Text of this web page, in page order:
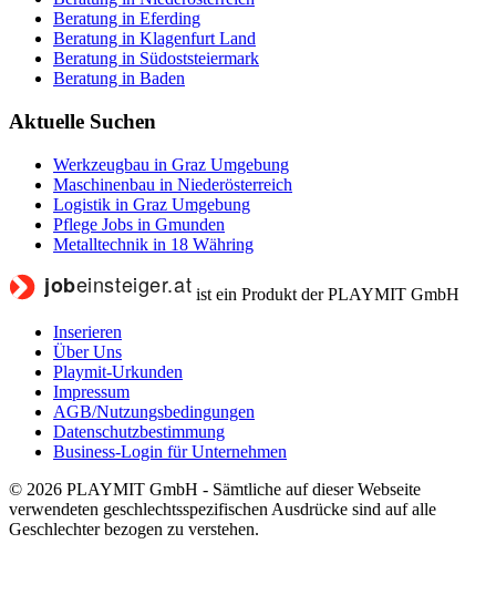
Beratung in Eferding
Beratung in Klagenfurt Land
Beratung in Südoststeiermark
Beratung in Baden
Aktuelle Suchen
Werkzeugbau in Graz Umgebung
Maschinenbau in Niederösterreich
Logistik in Graz Umgebung
Pflege Jobs in Gmunden
Metalltechnik in 18 Währing
ist ein Produkt der PLAYMIT GmbH
Inserieren
Über Uns
Playmit-Urkunden
Impressum
AGB/Nutzungsbedingungen
Datenschutzbestimmung
Business-Login für Unternehmen
© 2026 PLAYMIT GmbH - Sämtliche auf dieser Webseite
verwendeten geschlechtsspezifischen Ausdrücke sind auf alle
Geschlechter bezogen zu verstehen.